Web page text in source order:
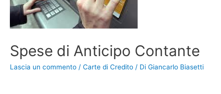
Spese di Anticipo Contante
Lascia un commento / Carte di Credito / Di Giancarlo Biasetti